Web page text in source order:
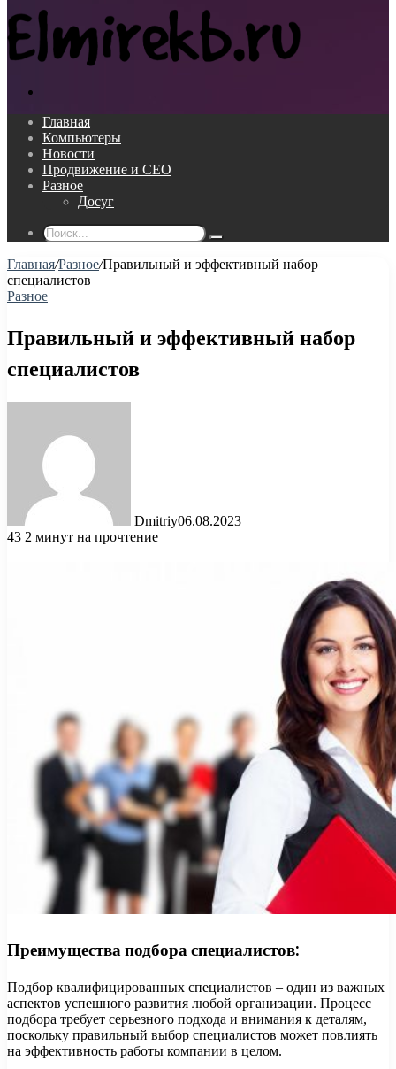
Главная
Компьютеры
Новости
Продвижение и СЕО
Разное
Досуг
Поиск...
Главная/Разное/Правильный и эффективный набор
специалистов
Разное
Правильный и эффективный набор
специалистов
Dmitriy06.08.2023
43 2 минут на прочтение
Преимущества подбора специалистов:
Подбор квалифицированных специалистов – один из важных
аспектов успешного развития любой организации. Процесс
подбора требует серьезного подхода и внимания к деталям,
поскольку правильный выбор специалистов может повлиять
на эффективность работы компании в целом.